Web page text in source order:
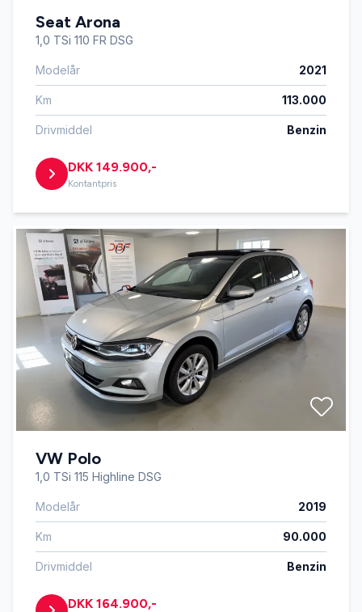
Seat Arona
1,0 TSi 110 FR DSG
Modelår 2021
Km 113.000
Drivmiddel Benzin
DKK 149.900,-
Kontantpris
VW Polo
1,0 TSi 115 Highline DSG
Modelår 2019
Km 90.000
Drivmiddel Benzin
DKK 164.900,-